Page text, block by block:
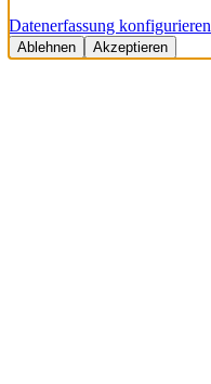
Datenerfassung konfigurieren
Ablehnen Akzeptieren